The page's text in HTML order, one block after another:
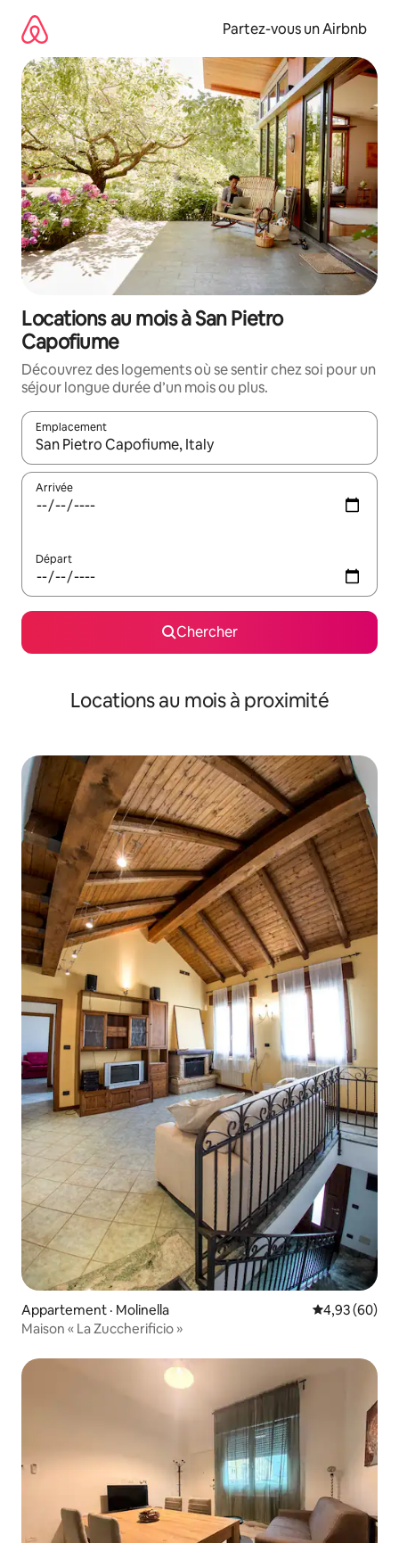
directement
contenu
Partez-vous un Airbnb
Locations au mois à San Pietro
Capofiume
Découvrez des logements où se sentir chez soi pour un
séjour longue durée d’un mois ou plus.
Emplacement
Quand les résultats sont affichés, parcourez-les en utilisant
Arrivée
Départ
Chercher
Locations au mois à proximité
Appartement · Molinella Note
4,93 (60)
Maison « La Zuccherificio »